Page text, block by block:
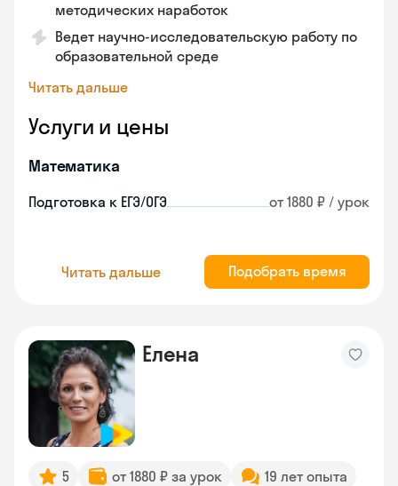
методических наработок
Ведет научно-исследовательскую работу по
образовательной среде
Читать дальше
Услуги и цены
Математика
Подготовка к ЕГЭ/ОГЭ от 1880 ₽ / урок
Читать дальше Подобрать время
Елена
5 от 1880 ₽ за урок
19 лет опыта